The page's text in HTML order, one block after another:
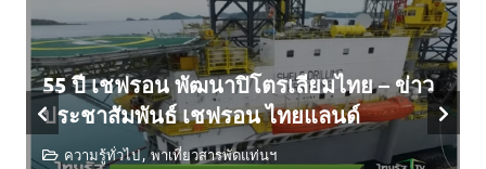
55 ปี เชฟรอน พัฒนาปิโตรเลียมไทย – ข่าว
ประชาสัมพันธ์ เชฟรอน ไทยแลนด์
ความรู้ทั่วไป พาเที่ยวสารพัดแท่นฯ